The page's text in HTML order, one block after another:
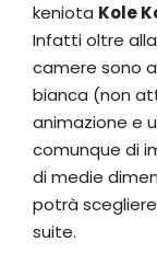
keniota Kole
Infatti oltre
camere sono
bianca (non
animazione e
comunque di
di medie
potrà
suite.